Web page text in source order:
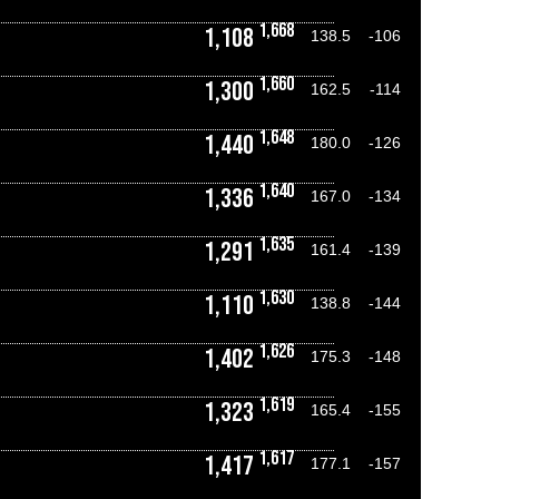
1,108 1,668 138.5
-106
1,300 1,660 162.5
-114
1,440 1,648 180.0
-126
1,336 1,640 167.0
-134
1,291 1,635 161.4
-139
1,110 1,630 138.8
-144
1,402 1,626 175.3
-148
1,323 1,619 165.4
-155
1,417 1,617 177.1
-157